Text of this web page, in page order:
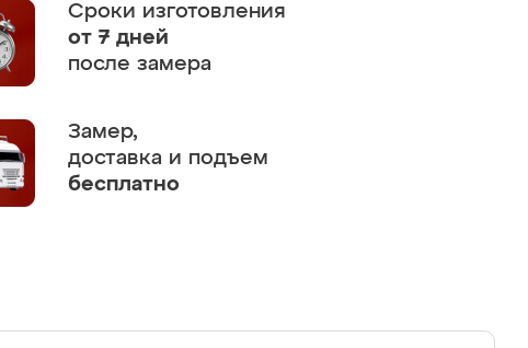
Сроки изготовления
от 7 дней
после замера
Замер,
доставка и подъем
бесплатно